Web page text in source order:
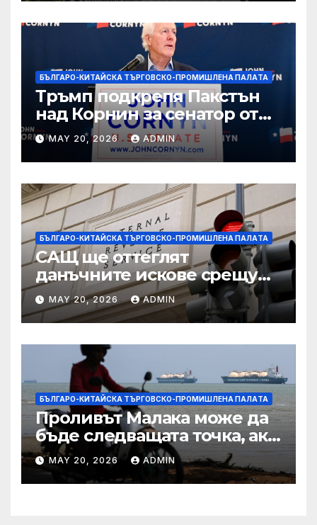
БЪЛГАРО-КИТАЙСКА ТЪРГОВСКО-ПРОМИШЛЕНА ПАЛAТА
Тръмп подкрепя Пакстън
над Корнин за сенатор от
Тексас в шокираща
подкрепа
MAY 20, 2026 ADMIN
БЪЛГАРО-КИТАЙСКА ТЪРГОВСКО-ПРОМИШЛЕНА ПАЛAТА
САЩ ще оттеглят
данъчните искове срещу
Тръмп „завинаги“ в
сделката за съдебно дело с
IRS
MAY 20, 2026 ADMIN
БЪЛГАРО-КИТАЙСКА ТЪРГОВСКО-ПРОМИШЛЕНА ПАЛAТА
Проливът Малака може да
бъде следващата точка, ако
Азия не внимава
MAY 20, 2026 ADMIN